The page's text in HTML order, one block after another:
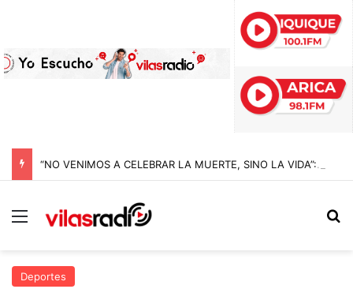
“NO VENIMOS A CELEBRAR LA MUERTE, SINO LA VIDA”: LA EMOTIVA ROMERÍA AL CEMENTERIO QUE MARCA EL CORAZÓN DE LA FIESTA DE SAN LORENZO
Menú
Deportes